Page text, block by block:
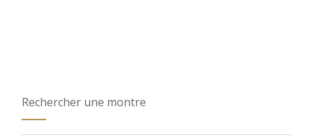
Rechercher une montre